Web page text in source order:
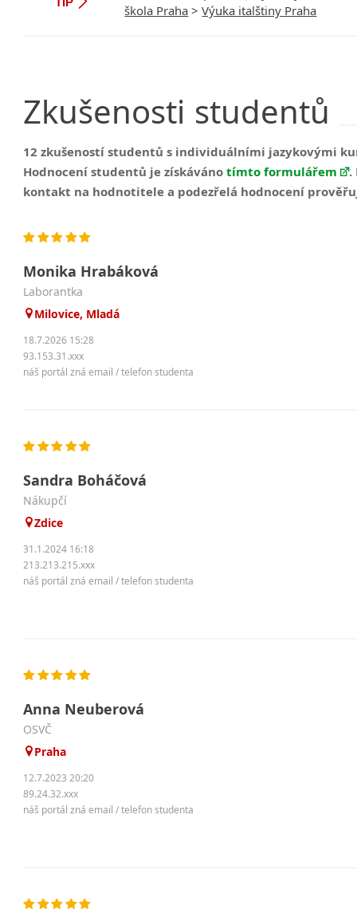
škola Praha >Výuka italštiny Praha
Zkušenosti studentů
12 zkušeností studentů s individuálními jazykovými
Hodnocení studentů je získávánotímto formulářem .
kontakt na hodnotitele a podezřelá hodnocení
Monika Hrabáková
Laborantka
Milovice, Mladá
18.7.2026 15:28
93.153.31.xxx
náš portál zná email / telefon studenta
Sandra Boháčová
nákupčí
Zdice
31.1.2024 16:18
213.213.215.xxx
náš portál zná email / telefon studenta
Anna Neuberová
OSVČ
Praha
12.7.2023 20:20
89.24.32.xxx
náš portál zná email / telefon studenta